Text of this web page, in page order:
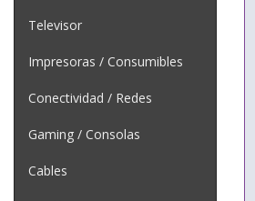
Televisor
Impresoras / Consumibles
Conectividad / Redes
Gaming / Consolas
Cables